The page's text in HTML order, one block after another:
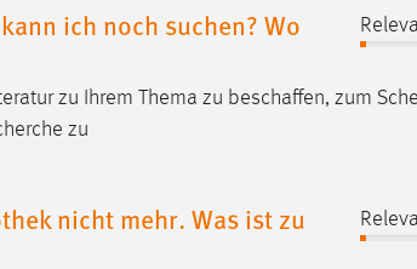
ich noch suchen? Wo
zu Ihrem Thema zu beschaffen, zum
zu
nicht mehr. Was ist zu